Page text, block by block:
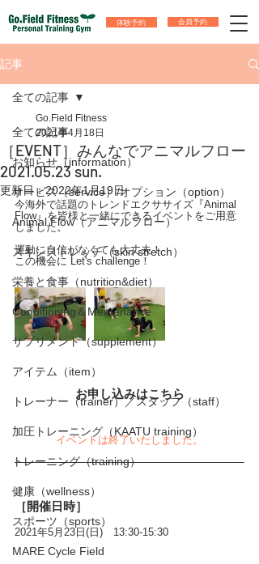
体験予約 会員予約
記事
全ての記事
お知らせ（information）
サービス（service）/オプション（option）
Animal Flow（アニマルフロー）
スキンストレッチ（skin stretch）
栄養と食事（nutrition&diet）
Conditioning＆Mentenance
サプリメント（supplement）
アイテム（item）
トレーナー（trainer）／スタッフ（staff）
加圧トレーニング（KAATU training）
トレーニング（training）
健康（wellness）
スポーツ（sports）
MARE Cycle Field
全ての記事
［EVENT］みんなでアニマルフロー
2021.05.23 sun.
Go.Field Fitness
2021年4月18日
更新日：2022年1月19日
今海外で話題のトレンドエクササイズ『Animal
Flow』を皆様と一緒にできるイベントをご用意
しました。
運動に自信がなくても大丈夫！
この機会に Let's challenge！
お申し込みはこちら
イベントは終了いたしました。
［開催日時］
2021年5月23日(日)　13:30-15:30